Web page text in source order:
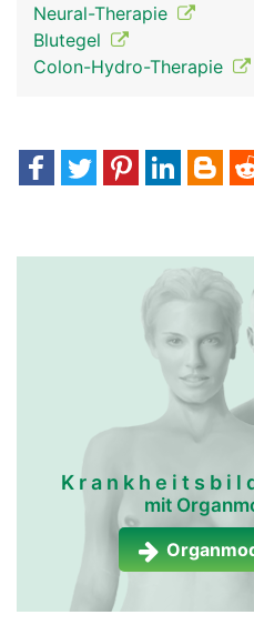
Neural-Therapie
Blutegel
Colon-Hydro-Therapie
mit